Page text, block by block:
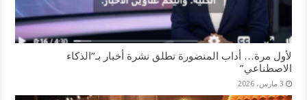
لأول مرة… أداب المنضورة تطلق نشرة أخبار بـ”الذكاء
الاصطناعي”
3 مارس، 2026